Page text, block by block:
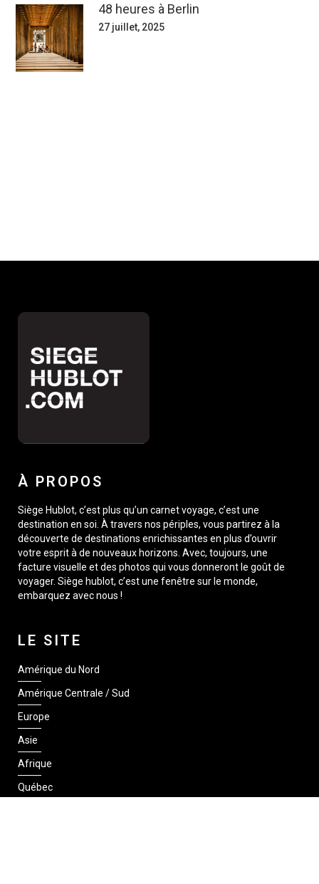
48 heures à Berlin
27 juillet, 2025
À PROPOS
Siège Hublot, c’est plus qu’un carnet voyage, c’est une
destination en soi. À travers nos périples, vous partirez à la
découverte de destinations enrichissantes en plus d’ouvrir
votre esprit à de nouveaux horizons. Avec, toujours, une
facture visuelle et des photos qui vous donneront le goût de
voyager. Siège hublot, c’est une fenêtre sur le monde,
embarquez avec nous !
LE SITE
Amérique du Nord
Amérique Centrale / Sud
Europe
Asie
Afrique
Québec